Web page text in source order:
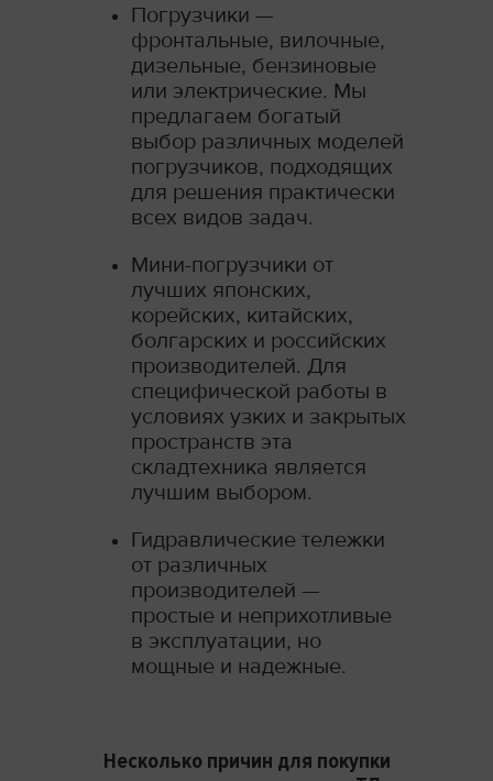
Погрузчики —
фронтальные, вилочные,
дизельные, бензиновые
или электрические. Мы
предлагаем богатый
выбор различных моделей
погрузчиков, подходящих
для решения практически
всех видов задач.
Мини-погрузчики от
лучших японских,
корейских, китайских,
болгарских и российских
производителей. Для
специфической работы в
условиях узких и закрытых
пространств эта
складтехника является
лучшим выбором.
Гидравлические тележки
от различных
производителей —
простые и неприхотливые
в эксплуатации, но
мощные и надежные.
Несколько причин для покупки